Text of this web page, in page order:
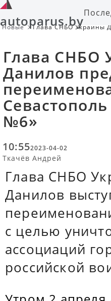
autoparus.by
Новые
Глава СНБО Украины
Глава СНБО
Данилов
№6»
10:552023-04-02
Ткачёв Андрей
Глава СНБО
Данилов
с целью
ассоциаций
российской